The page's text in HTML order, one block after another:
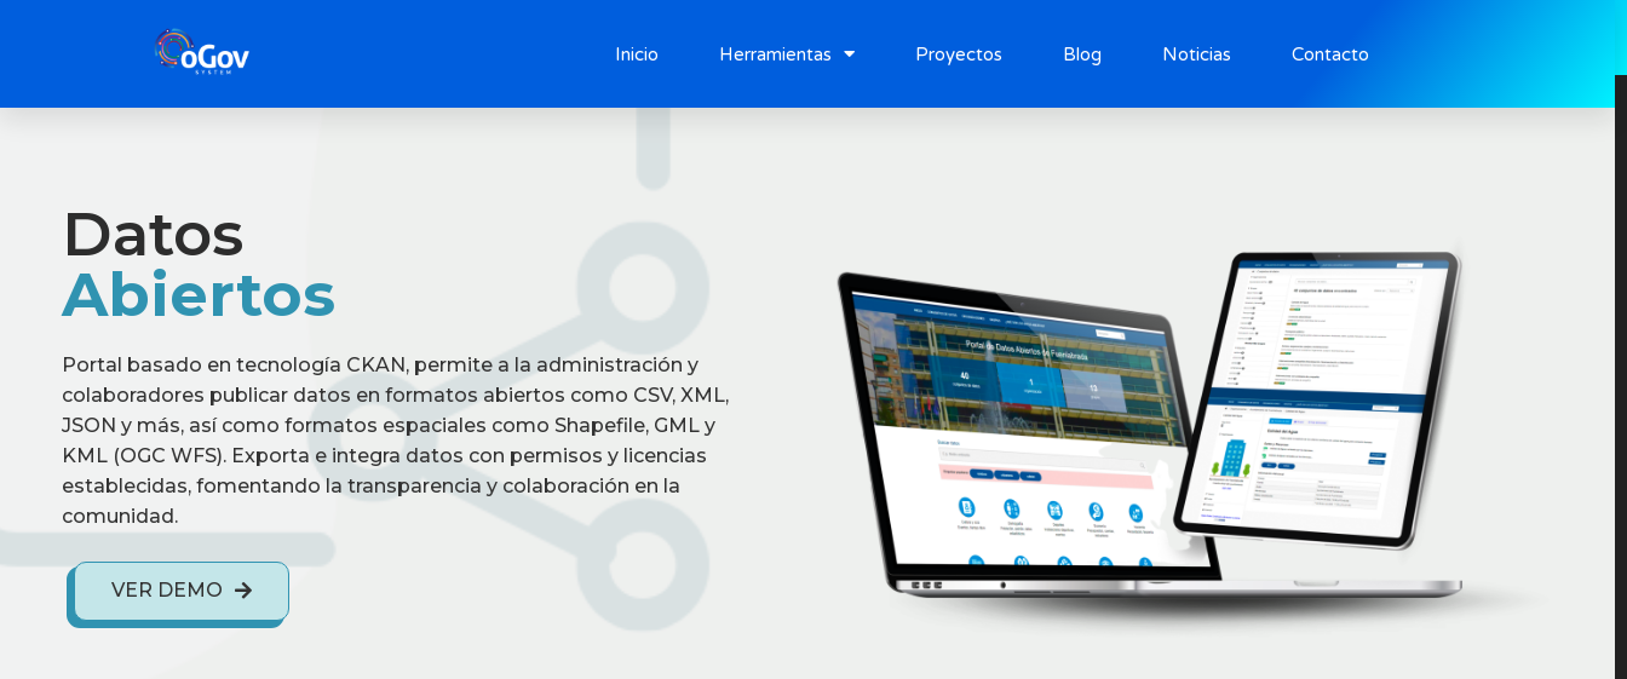
Inicio Herramientas Proyectos Blog Noticias Contacto
Datos
Abiertos
Portal basado en tecnología CKAN, permite a la administración y
colaboradores publicar datos en formatos abiertos como CSV, XML,
JSON y más, así como formatos espaciales como Shapefile, GML y
KML (OGC WFS). Exporta e integra datos con permisos y licencias
establecidas, fomentando la transparencia y colaboración en la
comunidad.
VER DEMO